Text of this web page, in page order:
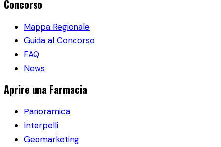
Concorso
Mappa Regionale
Guida al Concorso
FAQ
News
Aprire una Farmacia
Panoramica
Interpelli
Geomarketing